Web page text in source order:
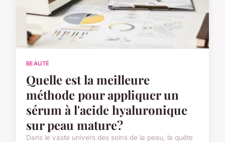
BEAUTÉ
Quelle est la meilleure
méthode pour appliquer un
sérum à l'acide hyaluronique
sur peau mature?
Dans le vaste univers des soins de la peau, la quête